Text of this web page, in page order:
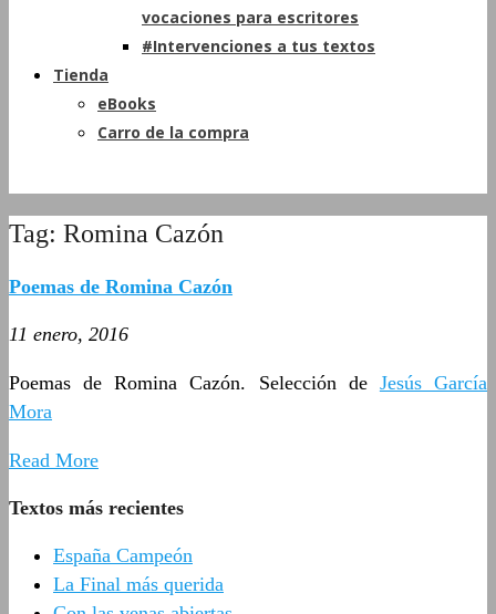
vocaciones para escritores
#Intervenciones a tus textos
Tienda
eBooks
Carro de la compra
Tag: Romina Cazón
Poemas de Romina Cazón
11 enero, 2016
Poemas de Romina Cazón. Selección de Jesús García
Mora
Read More
Textos más recientes
España Campeón
La Final más querida